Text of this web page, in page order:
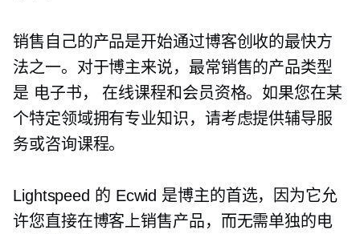
销售自己的产品是开始通过博客创收的最快方
法之一。对于博主来说，最常销售的产品类型
是 电子书，
在线课程和会员资格。如果您在某
个特定领域拥有专业知识，请考虑提供辅导服
务或咨询课程。
Lightspeed 的 Ecwid 是博主的首选，因为它允
许您直接在博客上销售产品，而无需单独的电